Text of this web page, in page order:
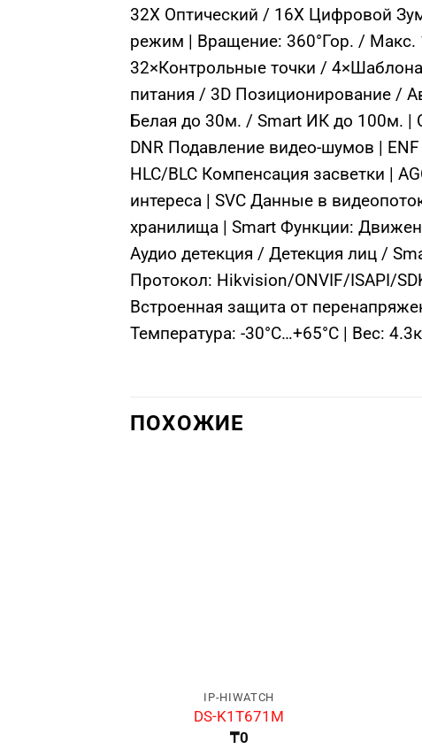
32X Оптический / 16X Цифровой
режим | Вращение: 360°Гор. / Макс.
32×Контрольные точки /
питания / 3D Позиционирование /
Белая до 30м. / Smart ИК до 100м. |
DNR Подавление видео-шумов |
HLC/BLC Компенсация засветки |
интереса | SVC Данные в
хранилища | Smart Функции:
Аудио детекция / Детекция лиц /
Протокол: Hikvision/ONVIF/ISAPI/
Встроенная защита от
Температура: -30°C…+65°C | Вес:
ПОХОЖИЕ
IP-HIWATCH
DS-K1T671M
₸0